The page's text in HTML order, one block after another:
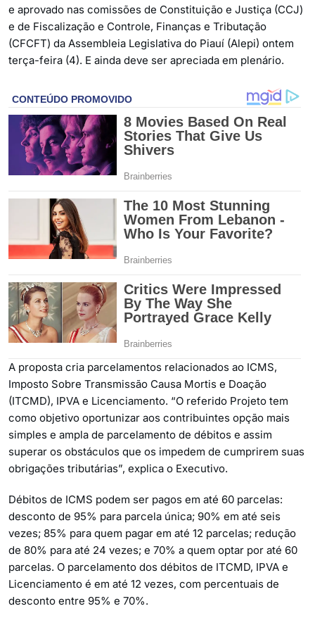
e aprovado nas comissões de Constituição e Justiça (CCJ)
e de Fiscalização e Controle, Finanças e Tributação
(CFCFT) da Assembleia Legislativa do Piauí (Alepi) ontem
terça-feira (4). E ainda deve ser apreciada em plenário.
A proposta cria parcelamentos relacionados ao ICMS,
Imposto Sobre Transmissão Causa Mortis e Doação
(ITCMD), IPVA e Licenciamento. “O referido Projeto tem
como objetivo oportunizar aos contribuintes opção mais
simples e ampla de parcelamento de débitos e assim
superar os obstáculos que os impedem de cumprirem suas
obrigações tributárias”, explica o Executivo.
Débitos de ICMS podem ser pagos em até 60 parcelas:
desconto de 95% para parcela única; 90% em até seis
vezes; 85% para quem pagar em até 12 parcelas; redução
de 80% para até 24 vezes; e 70% a quem optar por até 60
parcelas. O parcelamento dos débitos de ITCMD, IPVA e
Licenciamento é em até 12 vezes, com percentuais de
desconto entre 95% e 70%.